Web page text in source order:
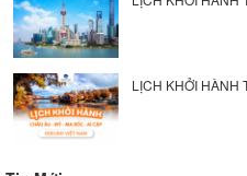
LỊCH KHỞI HÀNH